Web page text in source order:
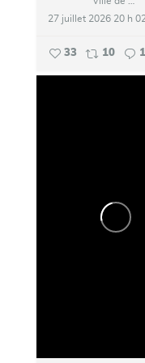
27 juillet 2026 20 h
33 10 1